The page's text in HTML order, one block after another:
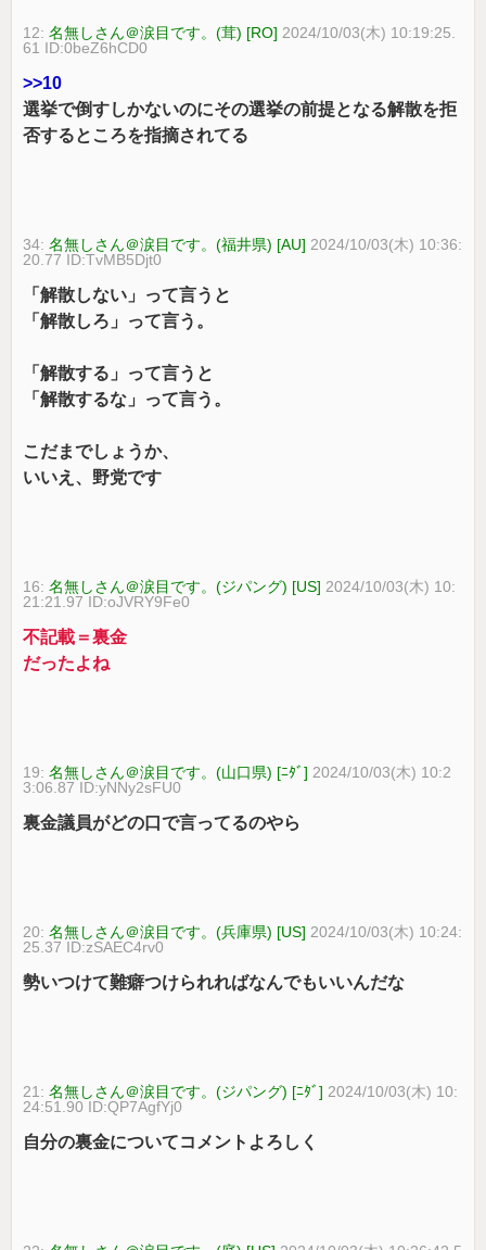
12:名無しさん＠涙目です。(茸) [RO] 2024/10/03(木) 10:19:25.
61 ID:0beZ6hCD0
>>10
選挙で倒すしかないのにその選挙の前提となる解散を拒
否するところを指摘されてる
34:名無しさん＠涙目です。(福井県) [AU] 2024/10/03(木) 10:36:
20.77 ID:TvMB5Djt0
「解散しない」って言うと
「解散しろ」って言う。
「解散する」って言うと
「解散するな」って言う。
こだまでしょうか、
いいえ、野党です
16:名無しさん＠涙目です。(ジパング) [US] 2024/10/03(木) 10:
21:21.97 ID:oJVRY9Fe0
不記載＝裏金
だったよね
19:名無しさん＠涙目です。(山口県) [ﾆﾀﾞ] 2024/10/03(木) 10:2
3:06.87 ID:yNNy2sFU0
裏金議員がどの口で言ってるのやら
20:名無しさん＠涙目です。(兵庫県) [US] 2024/10/03(木) 10:24:
25.37 ID:zSAEC4rv0
勢いつけて難癖つけられればなんでもいいんだな
21:名無しさん＠涙目です。(ジパング) [ﾆﾀﾞ] 2024/10/03(木) 10:
24:51.90 ID:QP7AgfYj0
自分の裏金についてコメントよろしく